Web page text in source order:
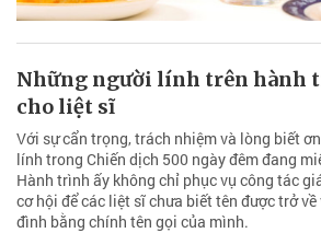
Những người lính trên hành
cho liệt sĩ
Với sự cẩn trọng, trách nhiệm và lòng biết
lính trong Chiến dịch 500 ngày đêm đang
Hành trình ấy không chỉ phục vụ công tác
cơ hội để các liệt sĩ chưa biết tên được trở
đình bằng chính tên gọi của mình.